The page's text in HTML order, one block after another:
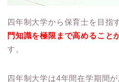
四年制大学から保育士を目指
門知識を極限まで高めること
す。
四年制大学は4年間在学期間